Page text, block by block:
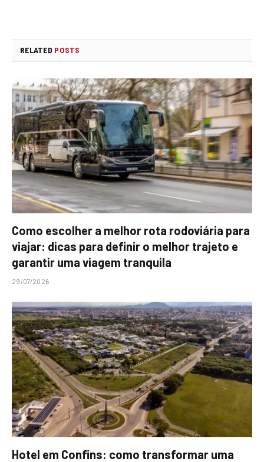
RELATED POSTS
Como escolher a melhor rota rodoviária para
viajar: dicas para definir o melhor trajeto e
garantir uma viagem tranquila
29/07/2026
Hotel em Confins: como transformar uma